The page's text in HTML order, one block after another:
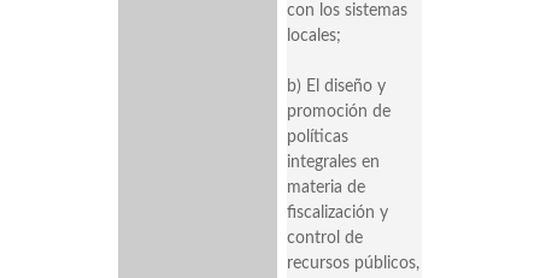
con los sistemas
locales;
b) El diseño y
promoción de
políticas
integrales en
materia de
fiscalización y
control de
recursos públicos,